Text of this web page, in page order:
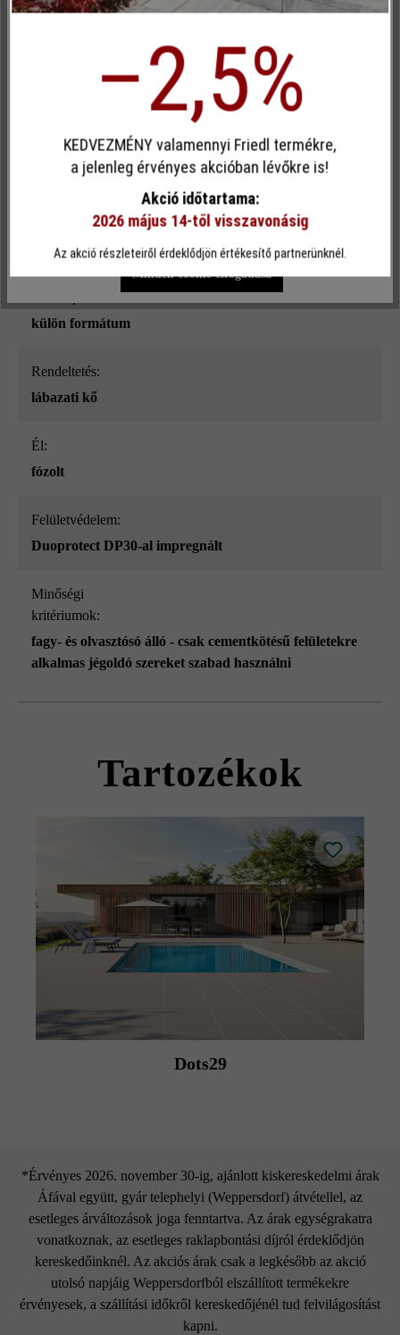
Terhelhetőség:
csak gyalogos közlekedésre
Terméktípus:
lábazati kő
megmunkálás:
szemcseszórt és gyémántcsiszolt
külön formátum
Rendeltetés:
lábazati kő
él:
fózolt
Felületvédelem:
Duoprotect DP30-al impregnált
Minőségi
kritériumok:
fagy- és olvasztósó álló - csak cementkötésű felületekre
alkalmas jégoldó szereket szabad használni
Tartozékok
Dots29
*Érvényes 2026. november 30-ig, ajánlott kiskereskedelmi árak
Áfával együtt, gyár telephelyi (Weppersdorf) átvétellel, az
esetleges árváltozások joga fenntartva. Az árak egységrakatra
vonatkoznak, az esetleges raklapbontási díjról érdeklődjön
kereskedőinknél. Az akciós árak csak a legkésőbb az akció
utolsó napjáig Weppersdorfból elszállított termékekre
érvényesek, a szállítási időkről kereskedőjénél tud felvilágosítást
kapni.
Kényelem (Google Térkép) Inaktív
Egyéni cookie elfogadása
Ez a webhely cookie-kat használ, hogy a lehető legjobb
funkcionalitást kínálja Önnek...További információ
Egyéni beállítások Csak funkcionális cookie elfogadása
Minden cookie elfogadása
–2,5%
KEDVEZMÉNY valamennyi Friedl termékre,
a jelenleg érvényes akcióban lévőkre is!
Akció időtartama:
2026 május 14-től visszavonásig
Az akció részleteiről érdeklődjön értékesítő partnerünknél.